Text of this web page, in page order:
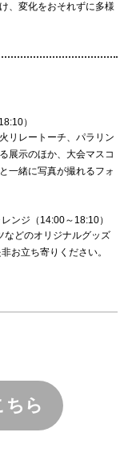
、変化をおそれずに多様
）
リレートーチ、パラリン
展示のほか、大会マスコ
一緒に写真が撮れるフォ
ンジ（14:00～18:10）​
などのオリジナルグッズ
お立ち寄りください。
ちら